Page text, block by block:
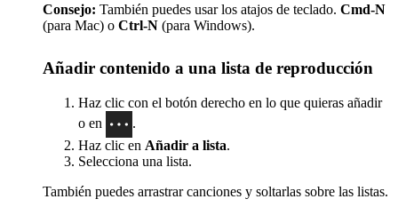
Consejo: También puedes usar los atajos de teclado. Cmd-N
(para Mac) o Ctrl-N (para Windows).
Añadir contenido a una lista de reproducción
Haz clic con el botón derecho en lo que quieras añadir
o en
Haz clic en Añadir a lista.
Selecciona una lista.
También puedes arrastrar canciones y soltarlas sobre las listas.